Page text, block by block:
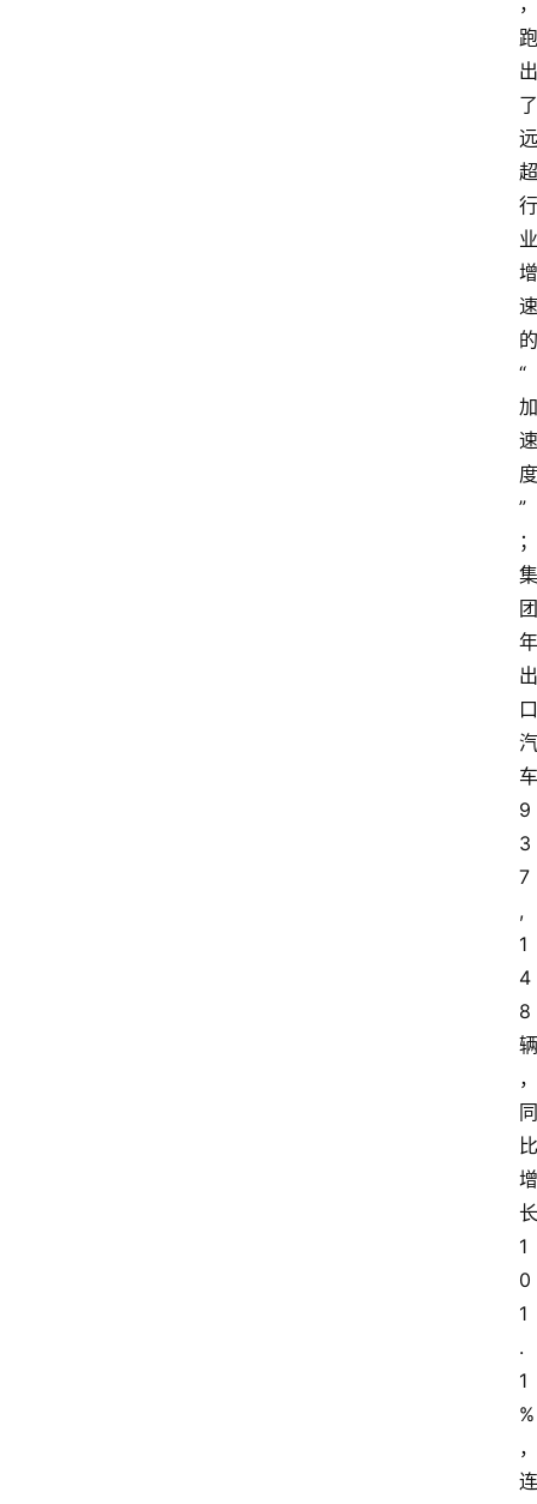
跑
出
了
远
超
行
业
增
速
的
“
加
速
度
”
；
集
团
年
出
口
汽
车
9
3
7
,
1
4
8
辆
，
同
比
增
长
1
0
1
.
1
%
，
连